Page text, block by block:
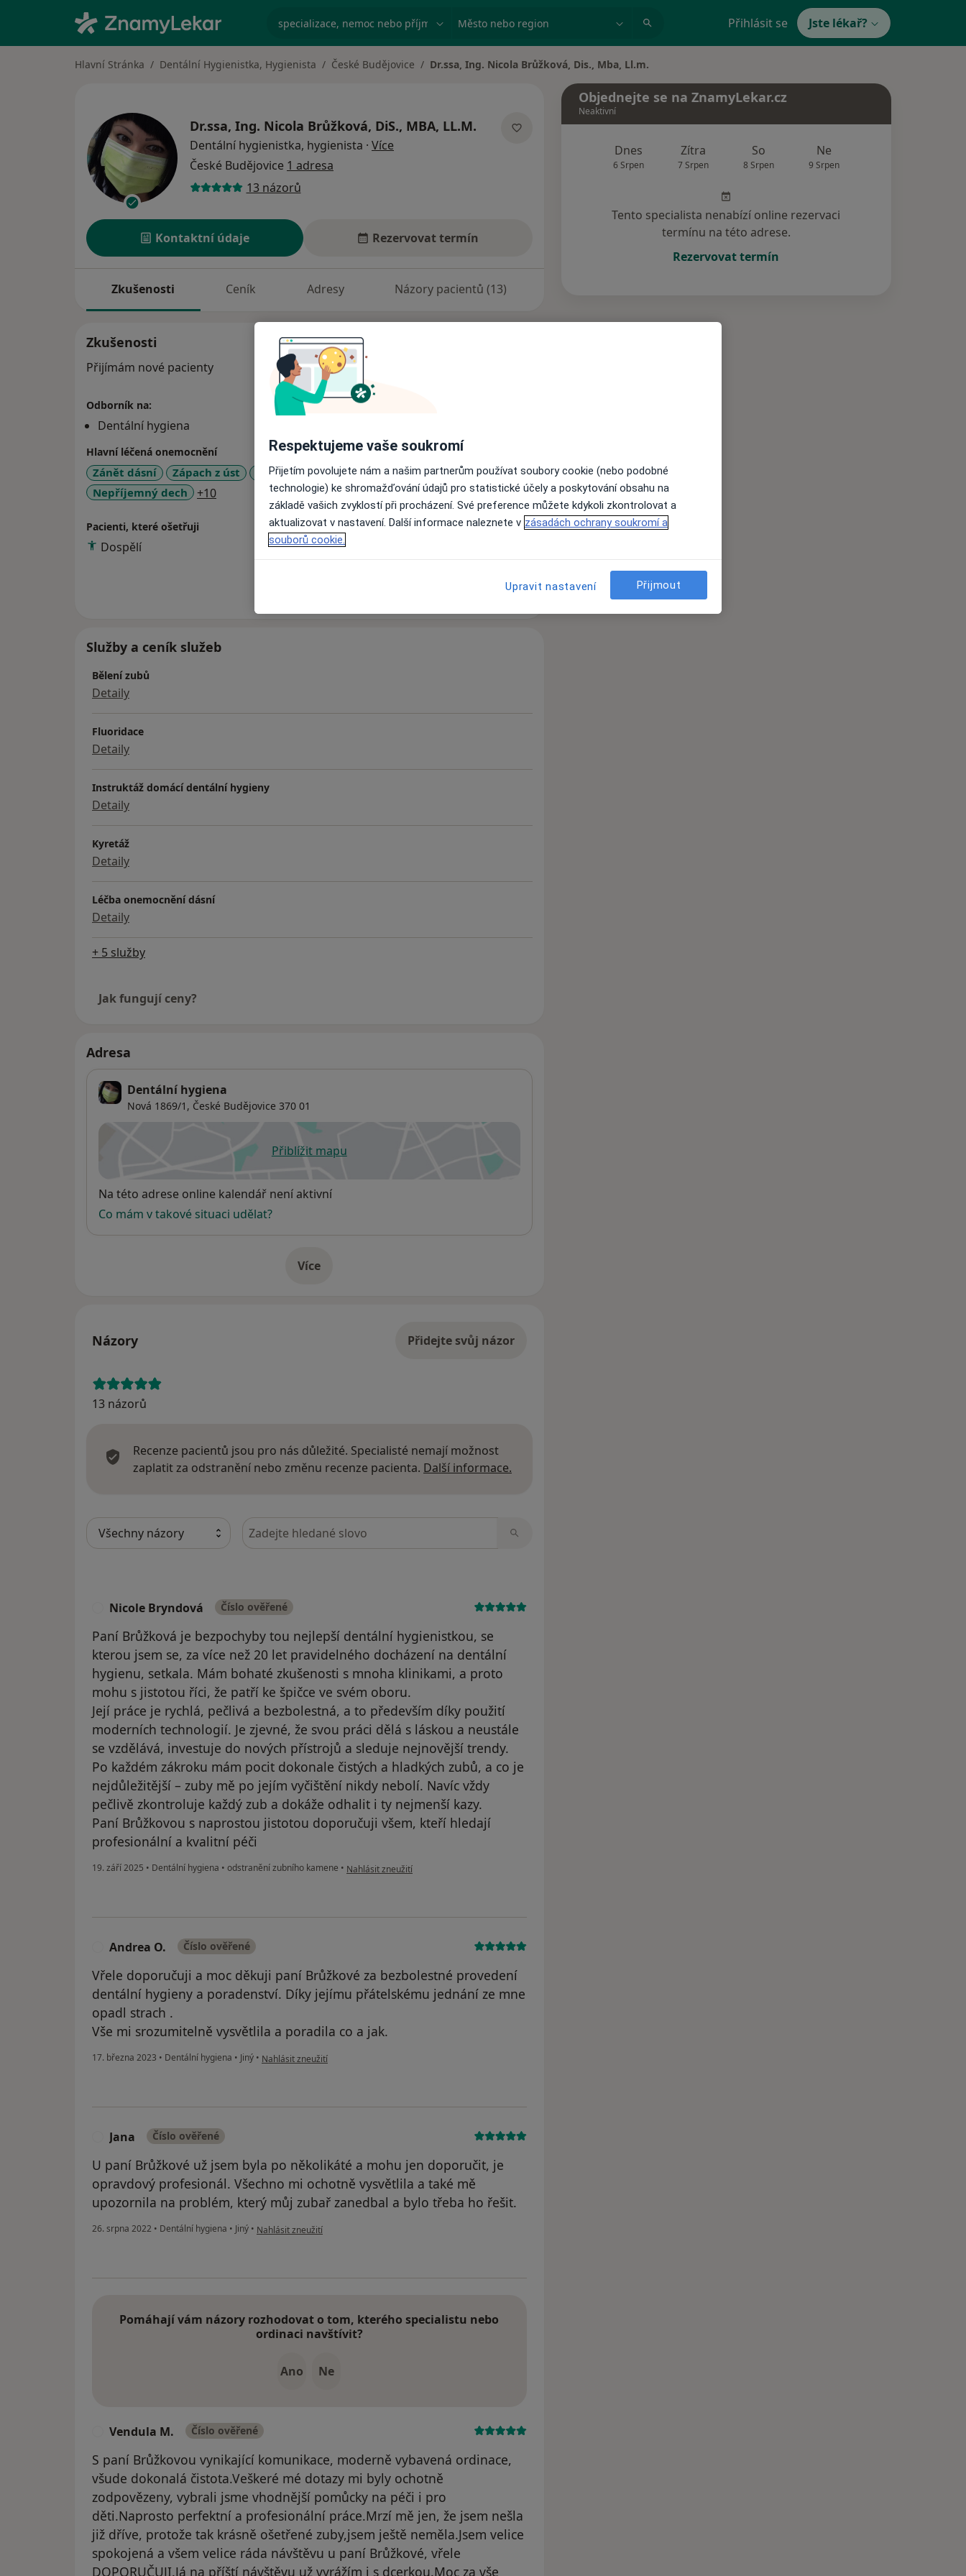
specializace, nemoc nebo příjmení Město nebo region Přihlásit se Jste lékař?
Hlavní Stránka Dentální Hygienistka, Hygienista České Budějovice Dr.ssa, Ing. Nicola Brůžková, Dis., Mba, Ll.m.
Dr.ssa, Ing. Nicola Brůžková, DiS., MBA, LL.M.
Dentální hygienistka, hygienista · Více
České Budějovice 1 adresa
13 názorů
Kontaktní údaje Rezervovat termín
Zkušenosti Ceník Adresy Názory pacientů (13)
Zkušenosti
Přijímám nové pacienty
Odborník na:
Dentální hygiena
Hlavní léčená onemocnění
Zánět dásní Zápach z úst Bruxismus / skřípání zubů
Problémy se zuby
Nepříjemný dech
+10a11y_sr_more_diseases
Pacienti, které ošetřuji
Dospělí
Služby a ceník služeb
Bělení zubů
Detaily
Fluoridace
Detaily
Instruktáž domácí dentální hygieny
Detaily
Kyretáž
Detaily
Léčba onemocnění dásní
Detaily
+ 5 služby
Jak fungují ceny?
Adresa
Dentální hygiena
Nová 1869/1, České Budějovice 370 01
Přiblížit mapuse otevře v nové záložce
Dostupnost
Na této adrese online kalendář není aktivní
Co mám v takové situaci udělat?
Víceo adrese
Názory Přidejte svůj názor
13 názorů
Recenze pacientů jsou pro nás důležité. Specialisté nemají možnost
zaplatit za odstranění nebo změnu recenze pacienta. Další informace.
Hledejte v názorech
Nicole Bryndová Číslo ověřené
Paní Brůžková je bezpochyby tou nejlepší dentální hygienistkou, se
kterou jsem se, za více než 20 let pravidelného docházení na dentální
hygienu, setkala. Mám bohaté zkušenosti s mnoha klinikami, a proto
mohu s jistotou říci, že patří ke špičce ve svém oboru.
Její práce je rychlá, pečlivá a bezbolestná, a to především díky použití
moderních technologií. Je zjevné, že svou práci dělá s láskou a neustále
se vzdělává, investuje do nových přístrojů a sleduje nejnovější trendy.
Po každém zákroku mám pocit dokonale čistých a hladkých zubů, a co je
nejdůležitější – zuby mě po jejím vyčištění nikdy nebolí. Navíc vždy
pečlivě zkontroluje každý zub a dokáže odhalit i ty nejmenší kazy.
Paní Brůžkovou s naprostou jistotou doporučuji všem, kteří hledají
profesionální a kvalitní péči
19. září 2025 • Dentální hygiena • odstranění zubního kamene • podle názoru uživatele Nicole Bryndová
Nahlásit zneužití
Andrea O. Číslo ověřené
Vřele doporučuji a moc děkuji paní Brůžkové za bezbolestné provedení
dentální hygieny a poradenství. Díky jejímu přátelskému jednání ze mne
opadl strach .
Vše mi srozumitelně vysvětlila a poradila co a jak.
17. března 2023 • Dentální hygiena • Jiný • podle názoru uživatele Andrea O.
Nahlásit zneužití
Jana Číslo ověřené
U paní Brůžkové už jsem byla po několikáté a mohu jen doporučit, je
opravdový profesionál. Všechno mi ochotně vysvětlila a také mě
upozornila na problém, který můj zubař zanedbal a bylo třeba ho řešit.
26. srpna 2022 • Dentální hygiena • Jiný • podle názoru uživatele Jana
Nahlásit zneužití
Pomáhají vám názory rozhodovat o tom, kterého specialistu nebo
ordinaci navštívit?
Ano Ne
Vendula M. Číslo ověřené
S paní Brůžkovou vynikající komunikace, moderně vybavená ordinace,
všude dokonalá čistota.Veškeré mé dotazy mi byly ochotně
zodpovězeny, vybrali jsme vhodnější pomůcky na péči i pro
děti.Naprosto perfektní a profesionální práce.Mrzí mě jen, že jsem nešla
již dříve, protože tak krásně ošetřené zuby,jsem ještě neměla.Jsem velice
spokojená a všem velice ráda návštěvu u paní Brůžkové, vřele
DOPORUČUJI.Já na příští návštěvu už vyrážím i s dcerkou.Moc za vše
Objednejte se na ZnamyLekar.cz
Neaktivní
Dnes
6 Srpen
Zítra
7 Srpen
So
8 Srpen
Ne
9 Srpen
Tento specialista nenabízí online rezervaci
termínu na této adrese.
Rezervovat termín
Respektujeme vaše soukromí
Přijetím povolujete nám a našim partnerům používat soubory cookie (nebo podobné
technologie) ke shromažďování údajů pro statistické účely a poskytování obsahu na
základě vašich zvyklostí při procházení. Své preference můžete kdykoli zkontrolovat a
aktualizovat v nastavení. Další informace naleznete v zásadách ochrany soukromí a
souborů cookie.
Upravit nastavení Přijmout